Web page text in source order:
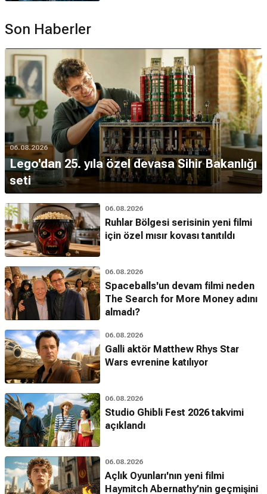
Son Haberler
06.08.2026
Lego'dan 25. yıla özel devasa Sihir Bakanlığı
seti
06.08.2026
Ruhlar Bölgesi serisinin yeni filmi
için özel mısır kovası tanıtıldı
06.08.2026
Spaceballs'un devam filmi neden
The Search for More Money adını
almadı?
06.08.2026
Galli aktör Matthew Rhys Star
Wars evrenine katılıyor
06.08.2026
Studio Ghibli Fest 2026 takvimi
açıklandı
06.08.2026
Açlık Oyunları'nın yeni filmi
Haymitch Abernathy’nin geçmişini